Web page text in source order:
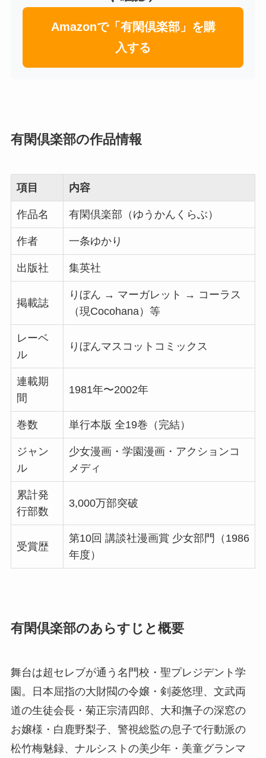
Amazonで「有閑倶楽部」を購
入する
有閑倶楽部の作品情報
項目 内容
作品名 有閑倶楽部（ゆうかんくらぶ）
作者 一条ゆかり
出版社 集英社
掲載誌
りぼん → マーガレット → コーラス
（現Cocohana）等
レーベ
ル
りぼんマスコットコミックス
連載期
間
1981年〜2002年
巻数 単行本版 全19巻（完結）
ジャン
ル
少女漫画・学園漫画・アクションコ
メディ
累計発
行部数
3,000万部突破
受賞歴
第10回 講談社漫画賞 少女部門（1986
年度）
有閑倶楽部のあらすじと概要
舞台は超セレブが通う名門校・聖プレジデント学
園。日本屈指の大財閥の令嬢・剣菱悠理、文武両
道の生徒会長・菊正宗清四郎、大和撫子の深窓の
お嬢様・白鹿野梨子、警視総監の息子で行動派の
松竹梅魅録、ナルシストの美少年・美童グランマ